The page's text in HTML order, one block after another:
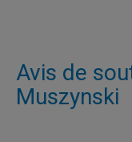
Avis de
Muszynski